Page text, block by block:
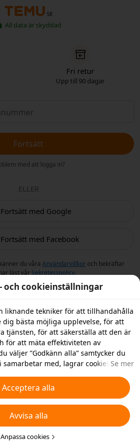
SE
All data är skyddad
Fri retur
Upp till 90 dagar
Fortsätt
med att logga in?
ELLER
Fortsätt med Google
Fortsätt med Facebook
du våra Användarvillkor och bekräftar
läst vår Sekretesspolicy.
och cookieinställningar
liknande tekniker för att tillhandahålla
bästa möjliga upplevelse, för att
tjänsten, för att säkerställa att den är
för att mäta effektiviteten av
väljer ”Godkänn alla” samtycker du
med, lagrar cookies och
cookies och du kan välja vilka
eller inaktivera genom att
nedan, eller när som helst ändra
Vi samlar inte in cookies för
appen. För mer information, se vår
tekniker.
Se mer
Acceptera alla
Avvisa alla
Anpassa cookies